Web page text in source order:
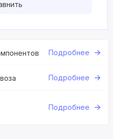
Подробнее
Подробнее
Подробнее